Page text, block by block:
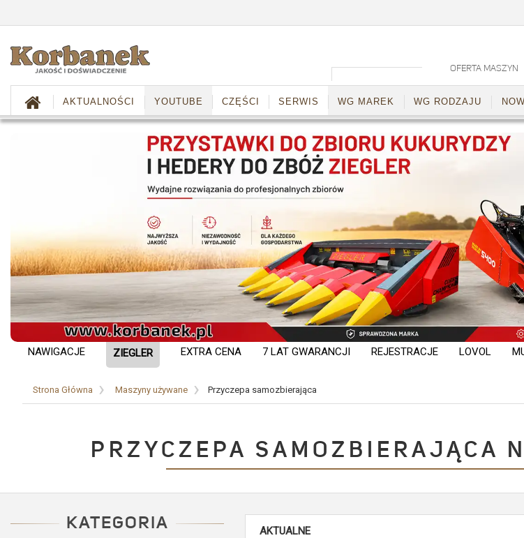
OFERTA MASZYN
AKTUALNOŚCI YOUTUBE CZĘŚCI SERWIS WG MAREK WG RODZAJU
NAWIGACJE ZIEGLER EXTRA CENA 7 LAT GWARANCJI REJESTRACJE LOVOL
Strona Główna Maszyny używane Przyczepa samozbierająca
PRZYCZEPA SAMOZBIERAJĄCA
KATEGORIA AKTUALNE